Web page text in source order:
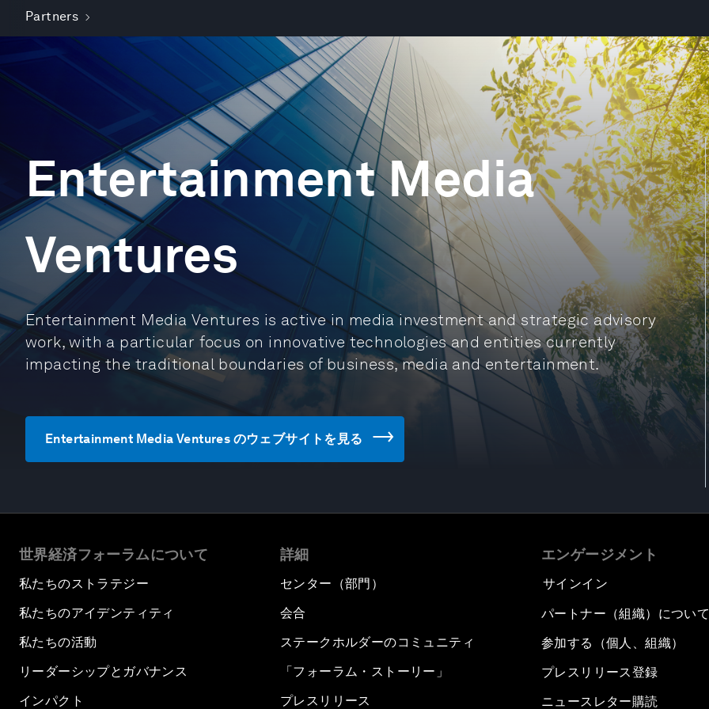
Partners
Entertainment Media
Ventures
Entertainment Media Ventures is active in media investment and strategic advisory
work, with a particular focus on innovative technologies and entities currently
impacting the traditional boundaries of business, media and entertainment.
Entertainment Media Ventures のウェブサイトを見る
世界経済フォーラムについて
私たちのストラテジー
私たちのアイデンティティ
私たちの活動
リーダーシップとガバナンス
インパクト
詳細
センター（部門）
会合
ステークホルダーのコミュニティ
「フォーラム・ストーリー」
プレスリリース
エンゲージメント
サインイン
パートナー（組織）につい
参加する（個人、組織）
プレスリリース登録
ニュースレター購読